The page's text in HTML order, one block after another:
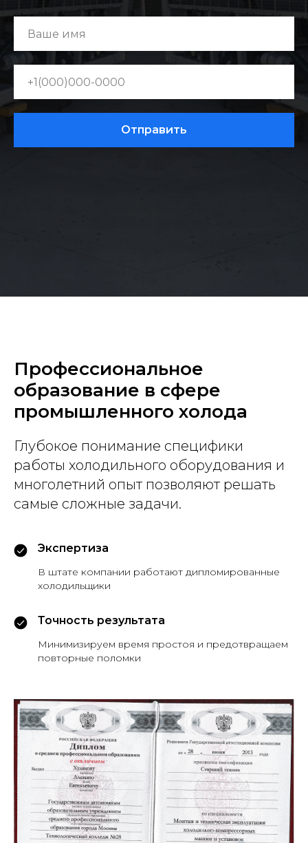
Отправить
Профессиональное
образование в сфере
промышленного холода
Глубокое понимание специфики
работы холодильного оборудования и
многолетний опыт позволяют решать
самые сложные задачи.
Экспертиза
В штате компании работают дипломированные
холодильщики
Точность результата
Минимизируем время простоя и предотвращаем
повторные поломки